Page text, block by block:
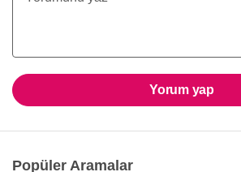
Yorum yap
Popüler Aramalar